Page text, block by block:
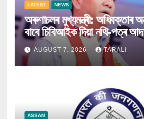
LATEST NEWS
অৰুণাচলৰ মুখ্যমন্ত্ৰী: অধিবক্তাৰ
বাবে চিবিআইক দিয়া নথি-পত্ৰ
কৰিব পৰা নগ’ল
AUGUST 7, 2026 TARALI
ASSAM